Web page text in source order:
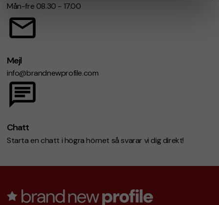
Mån-fre 08.30 - 17.00
Mejl
info@brandnewprofile.com
Chatt
Starta en chatt i högra hörnet så svarar vi dig direkt!